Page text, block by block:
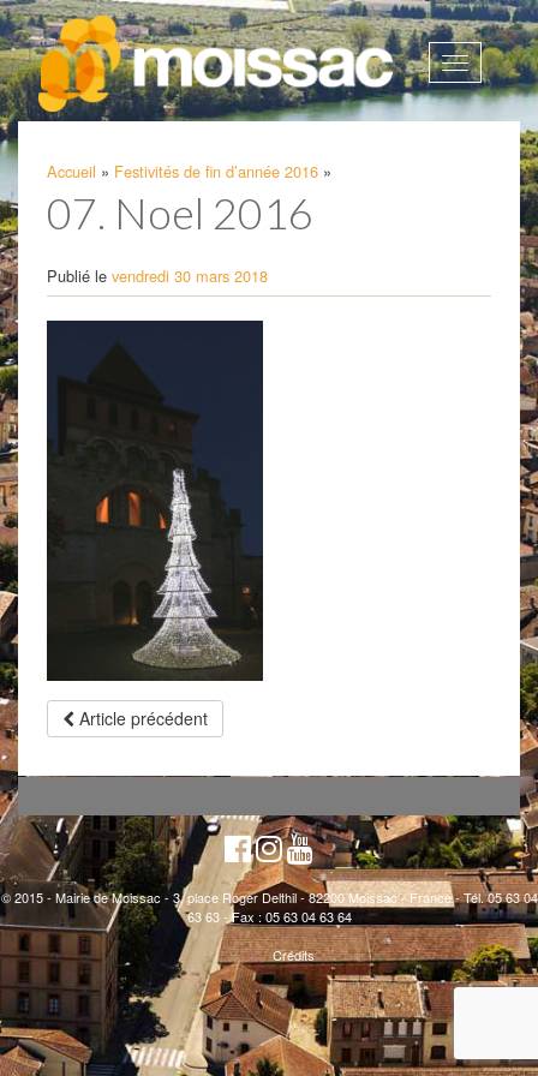
Afficher
la
Accueil » Festivités de fin d’année 2016 »
07. Noel 2016
Publié le vendredi 30 mars 2018
Article précédent
© 2015 - Mairie de Moissac - 3, place Roger Delthil - 82200 Moissac - France - Tél. 05 63 04
63 63 - Fax : 05 63 04 63 64
Crédits